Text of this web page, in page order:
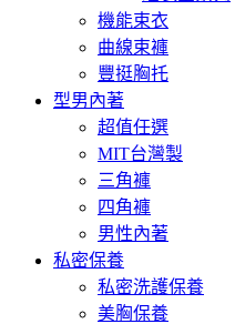
機能束衣
曲線束褲
豐挺胸托
型男內著
超值任選
MIT台灣製
三角褲
四角褲
男性內著
私密保養
私密洗護保養
美胸保養